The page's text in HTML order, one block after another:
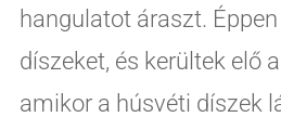
hangulatot áraszt.
díszeket, és kerültek elő
amikor a húsvéti díszek